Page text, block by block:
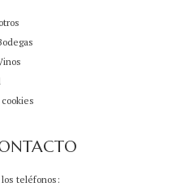
los teléfonos: